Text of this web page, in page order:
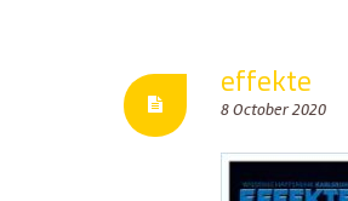
effekte
8 October 2020